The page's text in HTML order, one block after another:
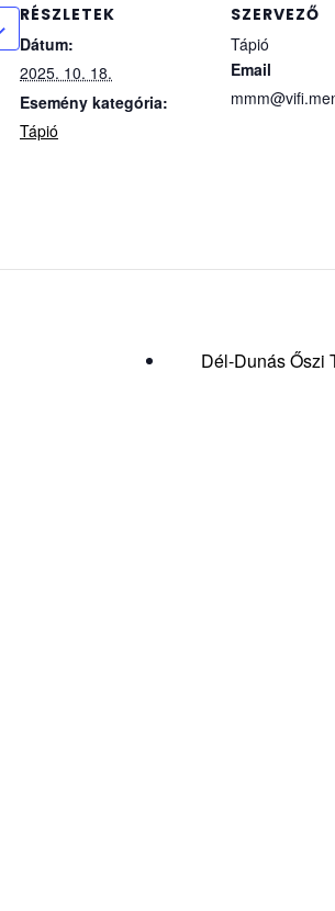
RÉSZLETEK
Dátum:
2025. 10. 18.
Esemény kategória:
Tápió
SZERVEZŐ
Tápió
Email
Dél-Dunás Őszi